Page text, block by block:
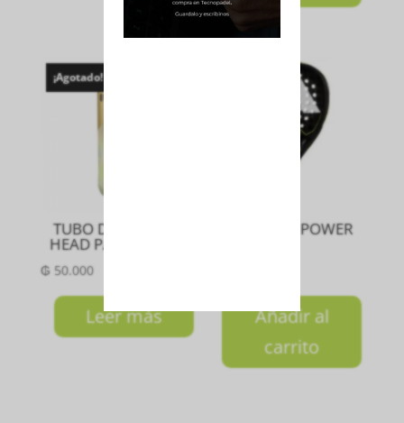
¡Agotado!
TUBO DE PELOTAS
HEAD PADEL PRO S
₲50.000
Leer más
PALETA ADIPOWER
Añadir al
carrito